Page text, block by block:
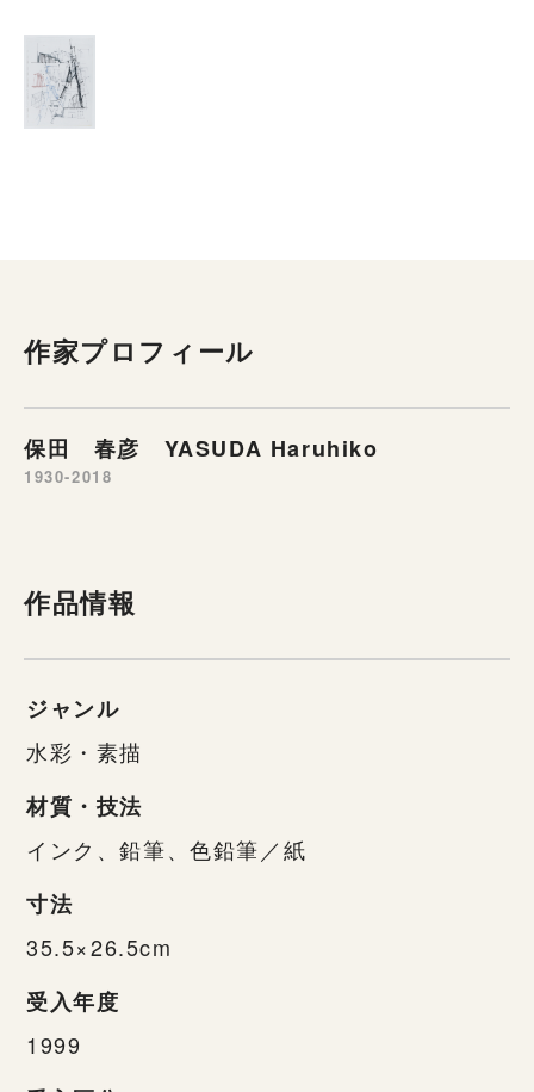
作家プロフィール
保田 春彦 YASUDA Haruhiko
1930-2018
作品情報
ジャンル
水彩・素描
材質・技法
インク、鉛筆、色鉛筆／紙
寸法
35.5×26.5cm
受入年度
1999